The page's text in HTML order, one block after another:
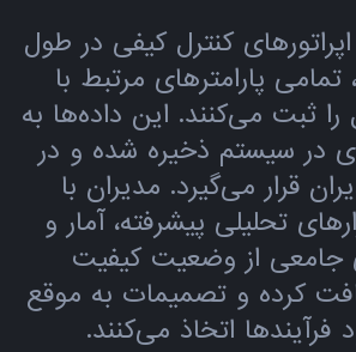
کنترل کیفی در طول
تمامی پارامترهای مرتبط با
ثبت می‌کنند. این داده‌ها به
در سیستم ذخیره شده و در
قرار می‌گیرد. مدیران با
تحلیلی پیشرفته، آمار و
جامعی از وضعیت کیفیت
کرده و تصمیمات به موقع
فرآیندها اتخاذ می‌کنند.